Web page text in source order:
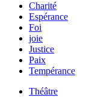
Charité
Espérance
Foi
joie
Justice
Paix
Tempérance
Théâtre